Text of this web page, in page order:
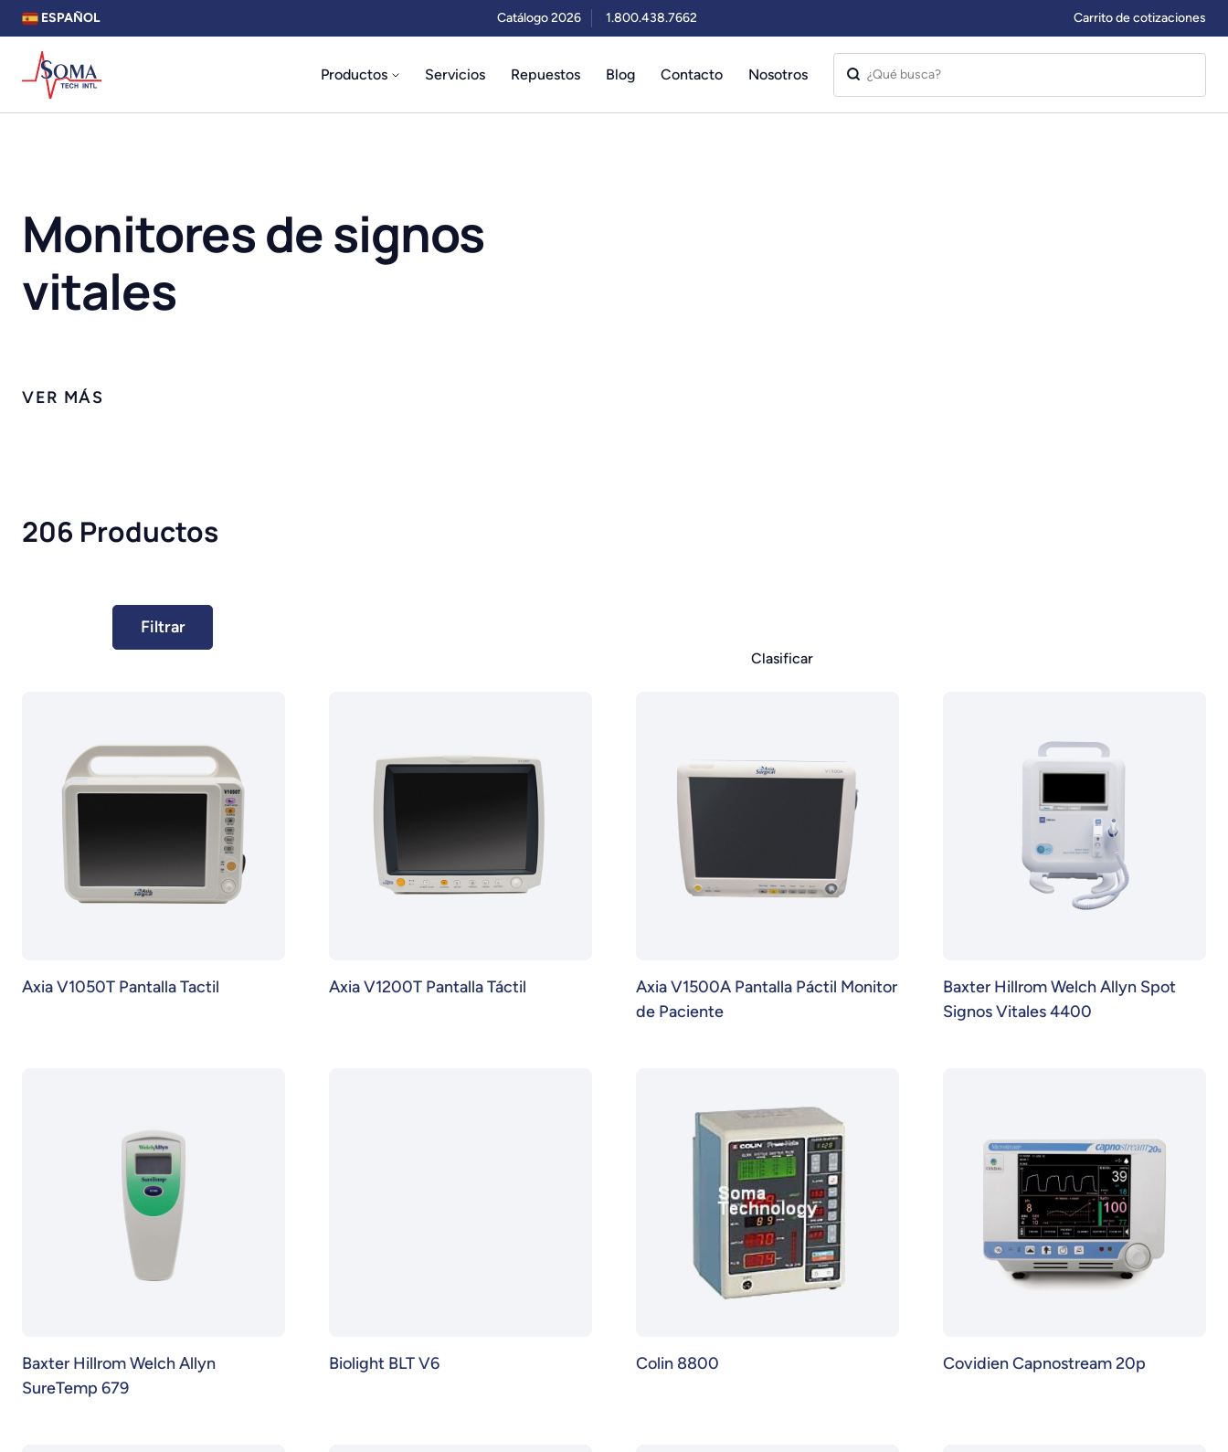
ESPAÑOL Catálogo 2026 1.800.438.7662 Carrito de cotizaciones
Productos Servicios Repuestos Blog Contacto Nosotros
Monitores de signos
vitales
206 Productos
Clasificar
Axia V1050T Pantalla Tactil Axia V1200T Pantalla Táctil
Axia V1500A Pantalla Páctil Monitor
de Paciente
Baxter Hillrom Welch Allyn Spot
Signos Vitales 4400
Baxter Hillrom Welch Allyn
SureTemp 679
Biolight BLT V6 Colin 8800 Covidien Capnostream 20p